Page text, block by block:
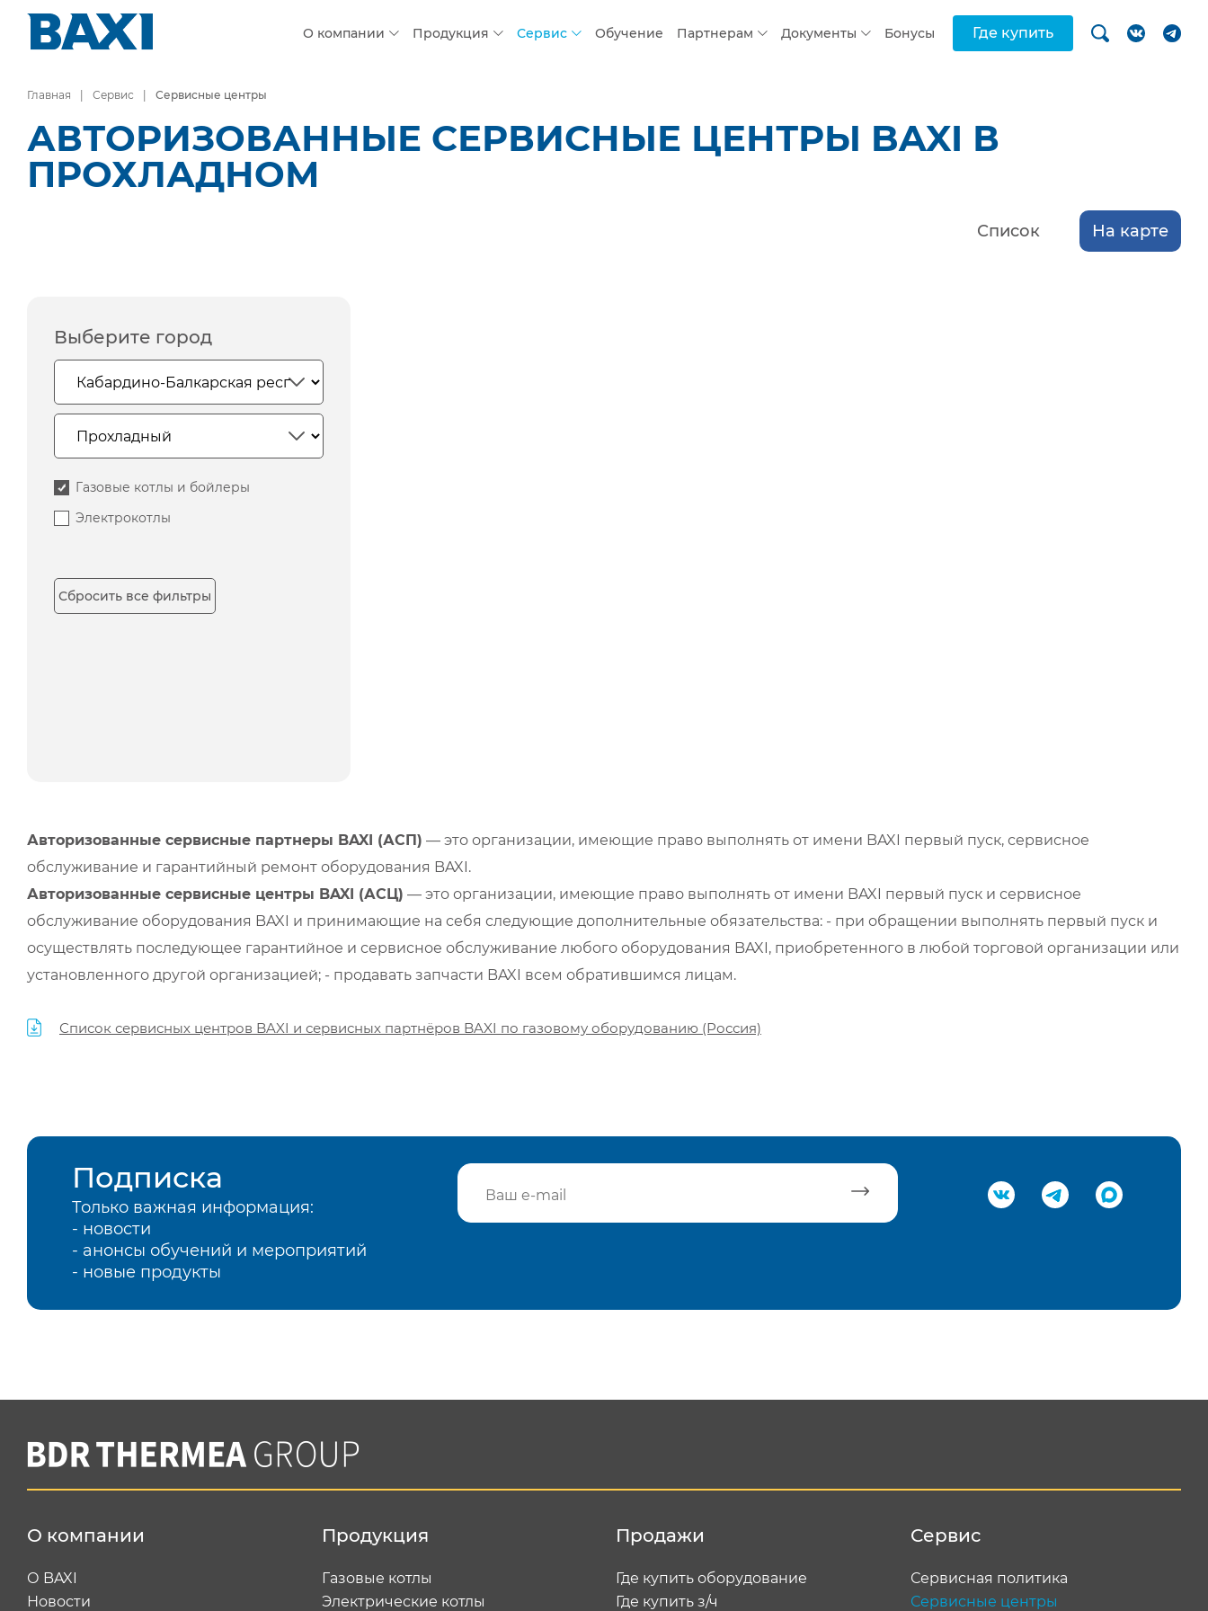
О компании Продукция Сервис Обучение Партнерам Документы Бонусы Где купить
Главная Сервис Сервисные центры
АВТОРИЗОВАННЫЕ СЕРВИСНЫЕ ЦЕНТРЫ BAXI В
ПРОХЛАДНОМ
Список На карте
Выберите город
Газовые котлы и бойлеры
Электрокотлы
Сбросить все фильтры
Авторизованные сервисные партнеры BAXI (АСП) — это организации, имеющие право выполнять от имени BAXI первый пуск, сервисное
обслуживание и гарантийный ремонт оборудования BAXI.
Авторизованные сервисные центры BAXI (АСЦ) — это организации, имеющие право выполнять от имени BAXI первый пуск и сервисное
обслуживание оборудования BAXI и принимающие на себя следующие дополнительные обязательства: - при обращении выполнять первый пуск и
осуществлять последующее гарантийное и сервисное обслуживание любого оборудования BAXI, приобретенного в любой торговой организации или
установленного другой организацией; - продавать запчасти BAXI всем обратившимся лицам.
Список сервисных центров BAXI и сервисных партнёров BAXI по газовому оборудованию (Россия)
Подписка
Только важная информация:
- новости
- анонсы обучений и мероприятий
- новые продукты
О компании
О BAXI
Новости
Продукция
Газовые котлы
Электрические котлы
Продажи
Где купить оборудование
Где купить з/ч
Сервис
Сервисная политика
Сервисные центры